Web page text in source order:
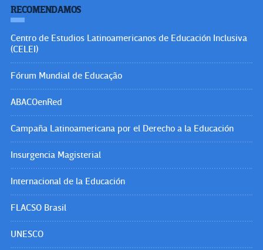
RECOMENDAMOS
Centro de Estudios Latinoamericanos de Educación Inclusiva
(CELEI)
Fórum Mundial de Educação
ABACOenRed
Campaña Latinoamericana por el Derecho a la Educación
Insurgencia Magisterial
Internacional de la Educación
FLACSO Brasil
UNESCO